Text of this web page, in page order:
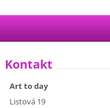
Kontakt
Art to day
Listová 19